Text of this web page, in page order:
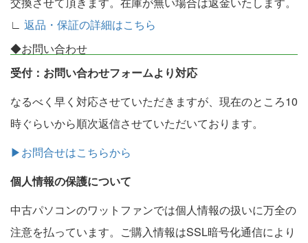
∟ 返品・保証の詳細はこちら
◆お問い合わせ
受付：お問い合わせフォームより対応
なるべく早く対応させていただきますが、現在のところ10
時ぐらいから順次返信させていただいております。
▶お問合せはこちらから
個人情報の保護について
中古パソコンのワットファンでは個人情報の扱いに万全の
注意を払っています。ご購入情報はSSL暗号化通信により